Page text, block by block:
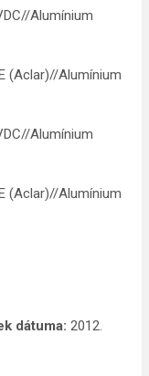
Alumínium
Alumínium
Alumínium
Alumínium
dátuma: 2012.